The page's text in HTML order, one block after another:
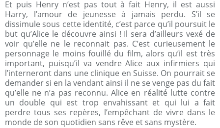
Et puis Henry n’est pas tout à fait Henry, il est aussi
Harry, l’amour de jeunesse à jamais perdu. S’il se
dissimule sous cette identité, c’est parce qu’il poursuit le
but qu’Alice le découvre ainsi ! Il sera d’ailleurs vexé de
voir qu’elle ne le reconnait pas. C’est curieusement le
personnage le moins fouillé du film, alors qu’il est très
important, puisqu’il va vendre Alice aux infirmiers qui
l’interneront dans une clinique en Suisse. On pourrait se
demander si en la vendant ainsi il ne se venge pas du fait
qu’elle ne n’a pas reconnu. Alice en réalité lutte contre
un double qui est trop envahissant et qui lui a fait
perdre tous ses repères, l’empêchant de vivre dans le
monde de son quotidien sans rêve et sans mystère.